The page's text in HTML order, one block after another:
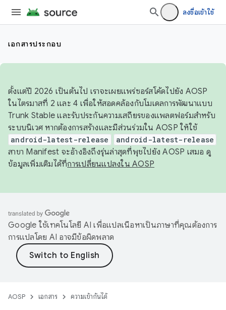
ลงชื่อเข้าใช้
เอกสารประกอบ
ตั้งแต่ปี 2026 เป็นต้นไป เราจะเผยแพร่ซอร์สโค้ดไปยัง AOSP
ในไตรมาสที่ 2 และ 4 เพื่อให้สอดคล้องกับโมเดลการพัฒนาแบบ
Trunk Stable และรับประกันความเสถียรของแพลตฟอร์มสำหรับ
ระบบนิเวศ หากต้องการสร้างและมีส่วนร่วมใน AOSP ให้ใช้
android-latest-release android-latest-release
สาขา Manifest จะอ้างอิงถึงรุ่นล่าสุดที่พุชไปยัง AOSP เสมอ ดู
ข้อมูลเพิ่มเติมได้ที่การเปลี่ยนแปลงใน AOSP
Google ใช้เทคโนโลยี AI เพื่อแปลเนื้อหาเป็นภาษาที่คุณต้องการ
การแปลโดย AI อาจมีข้อผิดพลาด
AOSP เอกสาร ความเข้ากันได้